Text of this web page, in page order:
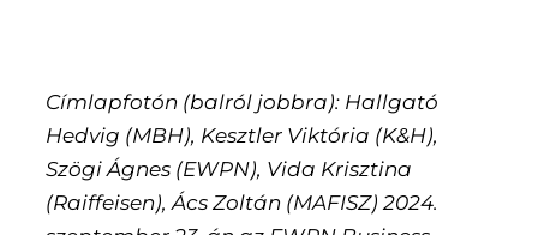
Címlapfotón (balról jobbra): Hallgató
Hedvig (MBH), Kesztler Viktória (K&H),
Szögi Ágnes (EWPN), Vida Krisztina
(Raiffeisen), Ács Zoltán (MAFISZ) 2024.